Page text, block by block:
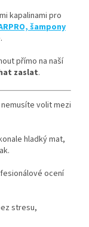
kapalinami pro
šampony
přímo na naší
zaslat.
volit mezi
hladký mat,
ocení
stresu,